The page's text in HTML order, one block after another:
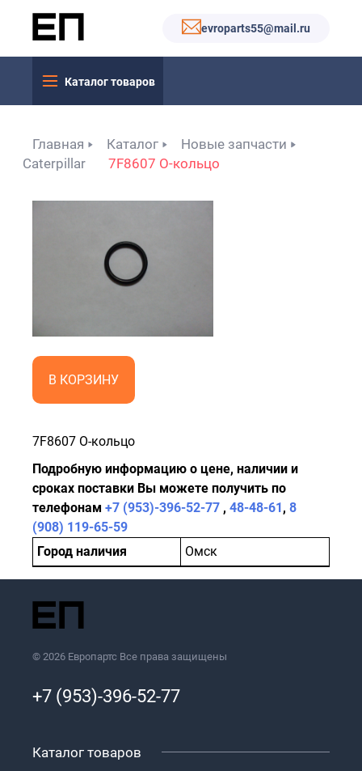
evroparts55@mail.ru
Каталог товаров
Главная Каталог
Новые запчасти
Caterpillar
7F8607 O-кольцо
В КОРЗИНУ
7F8607 O-кольцо
Подробную информацию о цене, наличии и
сроках поставки Вы можете получить по
телефонам +7 (953)-396-52-77 , 48-48-61, 8
(908) 119-65-59
Город наличия
Омск
© 2026 Европартс Все права защищены
+7 (953)-396-52-77
Каталог товаров